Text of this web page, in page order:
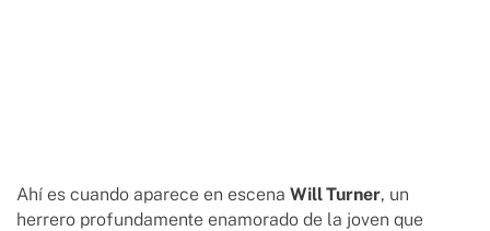
Ahí es cuando aparece en escena Will Turner, un
herrero profundamente enamorado de la joven que